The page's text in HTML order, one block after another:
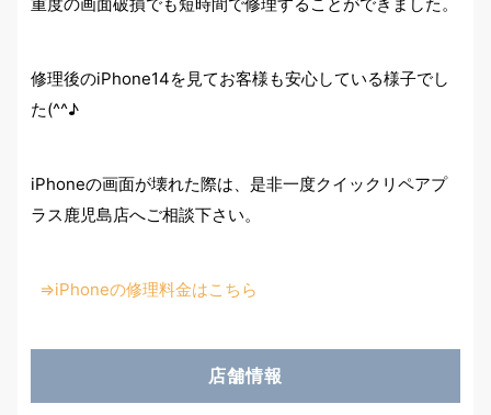
修理後のiPhone14を見てお客様も安心している様子でし
た(^^♪
iPhoneの画面が壊れた際は、是非一度クイックリペアプ
ラス鹿児島店へご相談下さい。
⇒iPhoneの修理料金はこちら
店舗情報